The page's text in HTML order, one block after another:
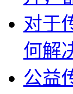
对于
何解
公益